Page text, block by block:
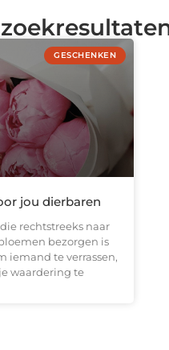
GESCHENKEN
jou dierbaren
rechtstreeks naar
bezorgen is
iemand te verrassen,
waardering te